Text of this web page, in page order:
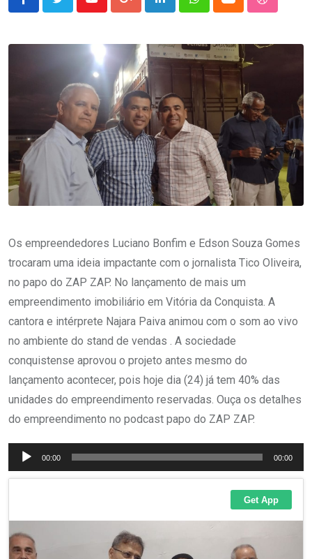
YoutubeGoogle+LinkedInWhatsappCloud
Os empreendedores Luciano Bonfim e Edson Souza Gomes
trocaram uma ideia impactante com o jornalista Tico Oliveira,
no papo do ZAP ZAP. No lançamento de mais um
empreendimento imobiliário em Vitória da Conquista. A
cantora e intérprete Najara Paiva animou com o som ao vivo
no ambiente do stand de vendas . A sociedade
conquistense aprovou o projeto antes mesmo do
lançamento acontecer, pois hoje dia (24) já tem 40% das
unidades do empreendimento reservadas. Ouça os detalhes
do empreendimento no podcast papo do ZAP ZAP.
Tocador
de
00:00 00:00